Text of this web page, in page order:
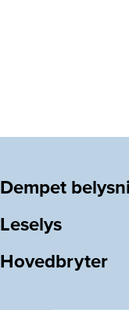
Dempet
Leselys
Hovedbryter